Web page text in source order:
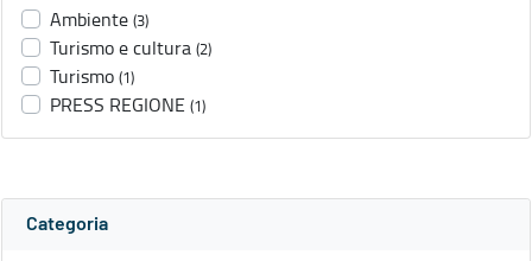
Ambiente (3)
Turismo e cultura (2)
Turismo (1)
PRESS REGIONE (1)
Categoria